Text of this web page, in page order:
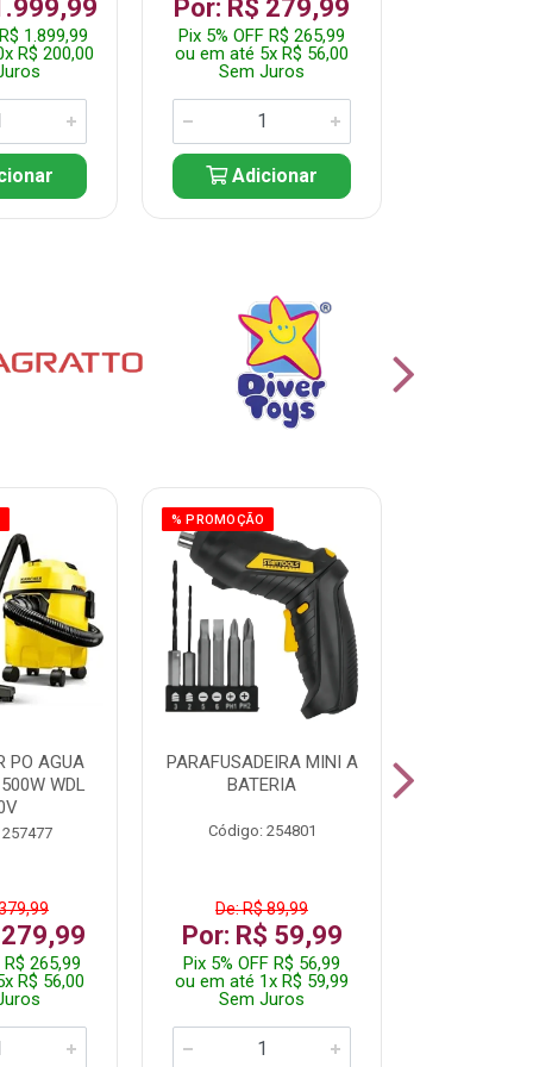
1.899,99
R$ 200,00
Por: R$ 279,99
Pix 5% OFF R$ 265,99
ou em até 5x R$ 56,00
Sem Juros
Adicionar
PO AGUA
WDL
R$ 265,99
R$ 56,00
% PROMOÇÃO
PARAFUSADEIRA MINI A
BATERIA
Código: 254801
De: R$ 89,99
Por: R$ 59,99
Pix 5% OFF R$ 56,99
ou em até 1x R$ 59,99
Sem Juros